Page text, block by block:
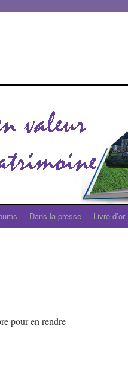
Dans la presse Livre d’or
pour en rendre